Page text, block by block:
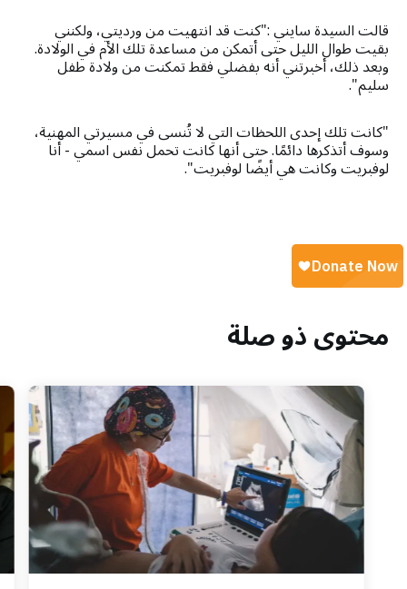
قالت السيدة سايني :"كنت قد انتهيت من ورديتي، ولكنني
بقيت طوال الليل حتى أتمكن من مساعدة تلك الأم في الولادة.
وبعد ذلك، أخبرتني أنه بفضلي فقط تمكنت من ولادة طفل
سليم".
"كانت تلك إحدى اللحظات التي لا تُنسى في مسيرتي المهنية،
وسوف أتذكرها دائمًا. حتى أنها كانت تحمل نفس اسمي - أنا
لوفبريت وكانت هي أيضًا لوفبريت".
محتوى ذو صلة